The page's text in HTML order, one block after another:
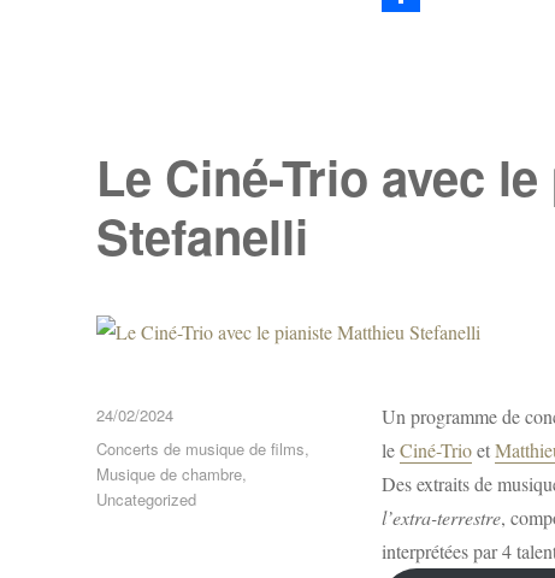
a
Le Ciné-Trio avec
Stefanelli
Un programme de
leCiné-Trioet
Des extraits de
l’extra-terrestre,
interprétées par 4
Publié
le
24/02/2024
Catégories
Concerts de musique de films,
Musique de chambre,
Uncategorized